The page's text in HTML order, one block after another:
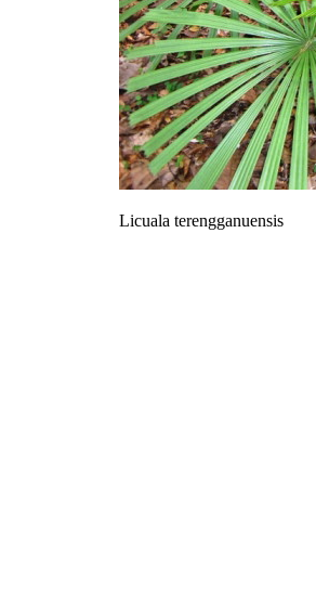
Licuala terengganuensis